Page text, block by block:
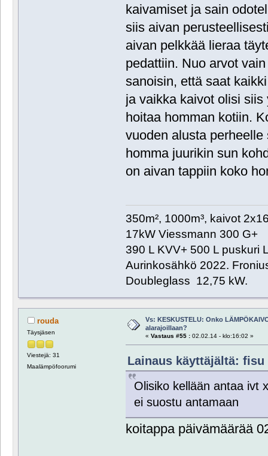
kaivamiset ja sain
siis aivan
aivan pelkkää lieraa
pedattiin. Nuo arvot
sanoisin, että saat
ja vaikka kaivot olisi
hoitaa homman kotiin.
vuoden alusta
homma juurikin sun
on aivan tappiin koko
350m², 1000m³, kaivot
17kW Viessmann 300 G+
390 L KVV+ 500 L puskuri
Aurinkosähkö 2022.
Doubleglass 12,75 kW.
rouda
Täysjäsen
Viestejä: 31
Maalämpöfoorumi
Vs: KESKUSTELU: Onko
alarajoillaan?
« Vastaus #55 :02.02.14 - klo:16:02 »
Lainaus käyttäjältä: fisu
Olisiko kellään antaa ivt
ei suostu antamaan
koitappa päivämäärää